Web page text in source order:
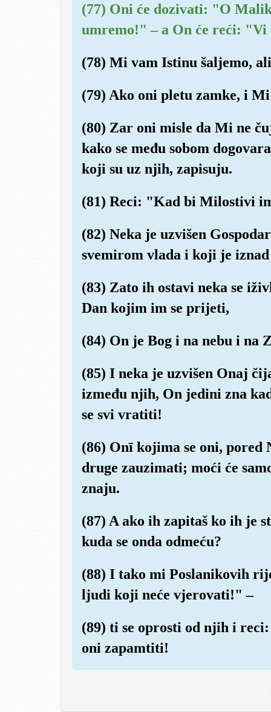
(77) Oni će dozivati: "O
umremo!" – a On će reći: "Vi
(78) Mi vam Istinu šaljemo,
(79) Ako oni pletu zamke, i
(80) Zar oni misle da Mi ne
kako se među sobom
koji su uz njih, zapisuju.
(81) Reci: "Kad bi Milostivi
(82) Neka je uzvišen
svemirom vlada i koji je
(83) Zato ih ostavi neka se
Dan kojim im se prijeti,
(84) On je Bog i na nebu i
(85) I neka je uzvišen Onaj
između njih, On jedini zna
se svi vratiti!
(86) Onī kojima se oni, pored
druge zauzimati; moći će
znaju.
(87) A ako ih zapitaš ko ih je
kuda se onda odmeću?
(88) I tako mi Poslanikovih
ljudi koji neće vjerovati!" –
(89) ti se oprosti od njih i
oni zapamtiti!